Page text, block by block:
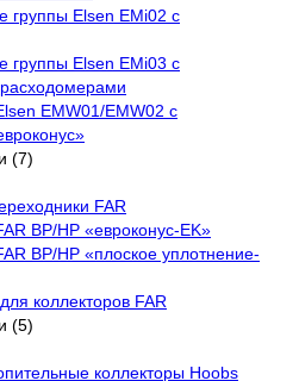
группы Elsen EMi02 с
группы Elsen EMi03 с
EMW01/EMW02 с
(7)
FAR
ВР/НР «евроконус-EK»
ВР/НР «плоское уплотнение-
коллекторов FAR
(5)
коллекторы Hoobs